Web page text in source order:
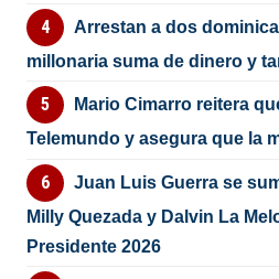
Arrestan a dos
millonaria suma de dinero y
Mario Cimarro reitera
Telemundo y asegura que la
Juan Luis Guerra se
Milly Quezada y Dalvin La
Presidente 2026